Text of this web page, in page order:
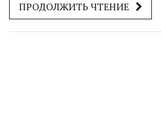
ПРОДОЛЖИТЬ ЧТЕНИЕ